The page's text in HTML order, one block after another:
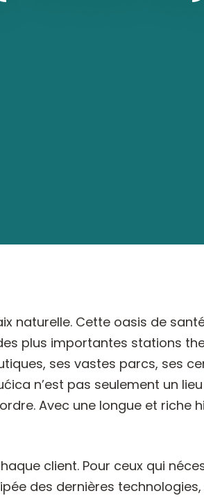
naturelle. Cette oasis de
plus importantes stations
ses vastes parcs, ses
n’est pas seulement un
Avec une longue et riche
client. Pour ceux qui
des dernières